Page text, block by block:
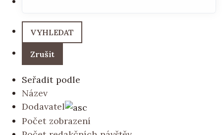
Seřadit podle
Název
Dodavatel
Počet zobrazení